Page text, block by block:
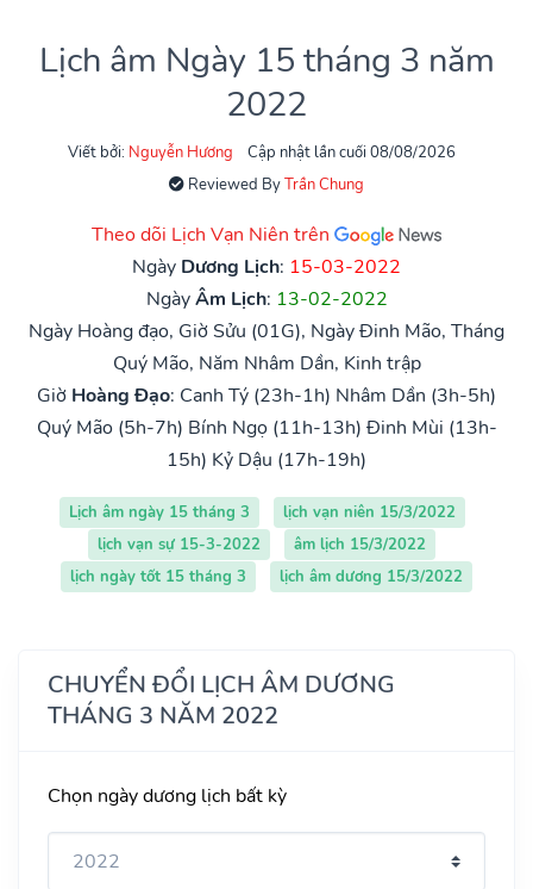
Lịch âm Ngày 15 tháng 3 năm
2022
Viết bởi: Nguyễn Hương
Cập nhật lần cuối 08/08/2026
Reviewed ByTrần Chung
Theo dõi Lịch Vạn Niên trên
Ngày Dương Lịch: 15-03-2022
NgàyÂm Lịch: 13-02-2022
Ngày Hoàng đạo, Giờ Sửu (01G), Ngày Đinh Mão, Tháng
Quý Mão, Năm Nhâm Dần, Kinh trập
Giờ Hoàng Đạo: Canh Tý (23h-1h) Nhâm Dần (3h-5h)
Quý Mão (5h-7h) Bính Ngọ (11h-13h) Đinh Mùi (13h-
15h) Kỷ Dậu (17h-19h)
Lịch âm ngày 15 tháng 3
lịch vạn niên 15/3/2022
lịch vạn sự 15-3-2022
âm lịch 15/3/2022
lịch ngày tốt 15 tháng 3
lịch âm dương 15/3/2022
CHUYỂN ĐỔI LỊCH ÂM DƯƠNG
THÁNG 3 NĂM 2022
Chọn ngày dương lịch bất kỳ